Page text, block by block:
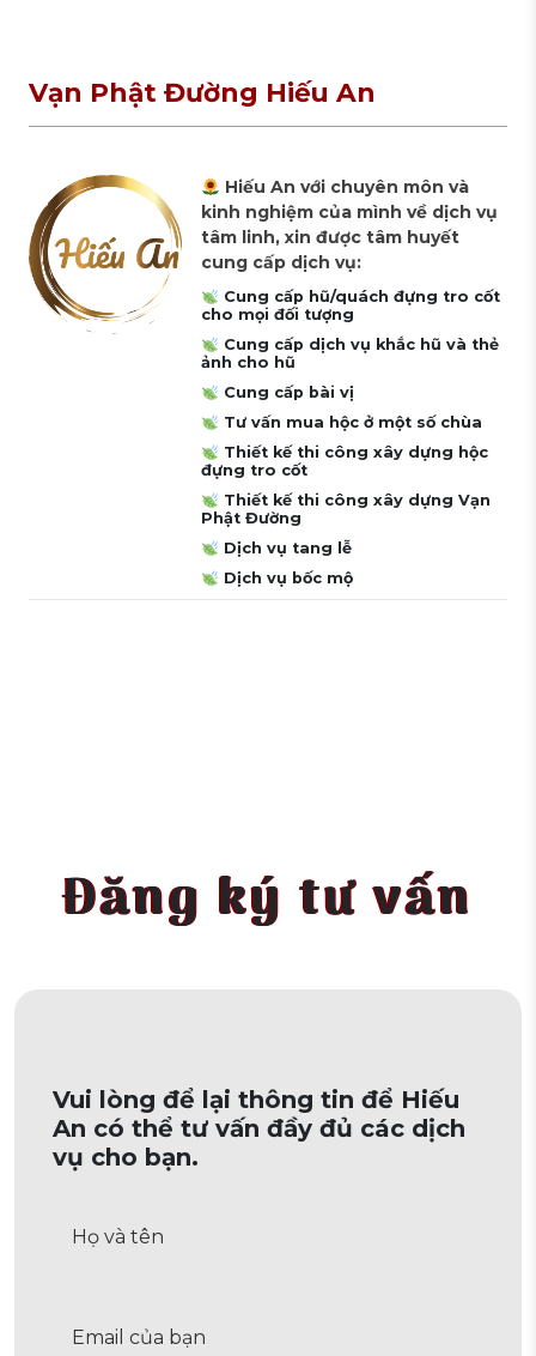
Vạn Phật Đường Hiếu An
Hiếu An với chuyên môn và
kinh nghiệm của mình về dịch vụ
tâm linh, xin được tâm huyết
cung cấp dịch vụ:
Cung cấp hũ/quách đựng tro cốt
cho mọi đối tượng
Cung cấp dịch vụ khắc hũ và thẻ
ảnh cho hũ
Cung cấp bài vị
Tư vấn mua hộc ở một số chùa
Thiết kế thi công xây dựng hộc
đựng tro cốt
Thiết kế thi công xây dựng Vạn
Phật Đường
Dịch vụ tang lễ
Dịch vụ bốc mộ
Đăng ký tư vấn
Vui lòng để lại thông tin để Hiếu
An có thể tư vấn đầy đủ các dịch
vụ cho bạn.